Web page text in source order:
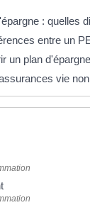
: quelles
entre un
un plan
vie